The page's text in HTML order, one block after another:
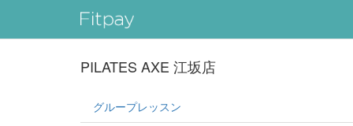
PILATES AXE 江坂店
グループレッスン